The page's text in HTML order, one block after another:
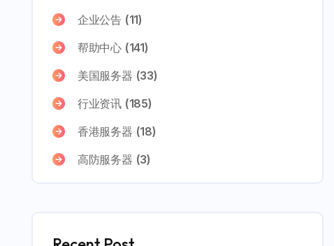
企业公告 (11)
帮助中心 (141)
美国服务器 (33)
行业资讯 (185)
香港服务器 (18)
高防服务器 (3)